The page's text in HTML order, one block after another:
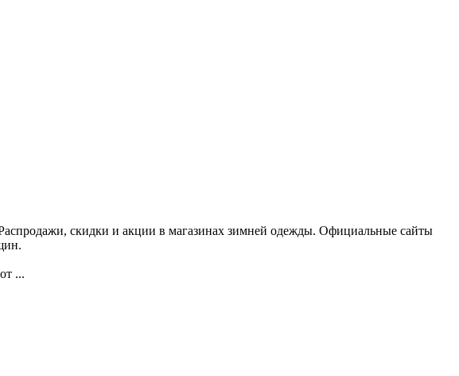
скидки и акции в магазинах зимней одежды. Официальные сайты
...